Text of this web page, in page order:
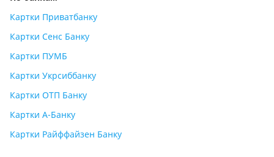
Картки Приватбанку
Картки Сенс Банку
Картки ПУМБ
Картки Укрсиббанку
Картки ОТП Банку
Картки А-Банку
Картки Райффайзен Банку